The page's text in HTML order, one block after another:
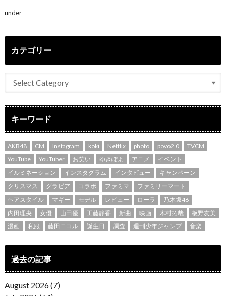
under
カテゴリー
キーワード
AKB48 CM Instagram koki Netflix photo povo2.0
TVCM
YouTube
YouTuber お笑い ゆきぽよ アニメ
イベント
イルミネーション
インスタグラム インタビュー
キャンペーン
クリスマス
グラビア コラボ ファミマ
ファミリーマート
ヘアスタイル
マギー モデル レビュー ローラ
乃木坂46
内田理央
女優 山田優 工藤静香 新曲 映画 木村拓哉
板野友美
漫画
私服 藤田ニコル 誕生日 調査 週刊少年ジャンプ 音楽
過去の記事
August 2026 (7)